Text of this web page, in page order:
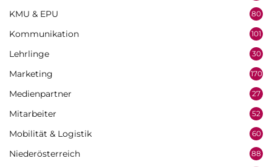
KMU & EPU 80
Kommunikation 101
Lehrlinge 30
Marketing 170
Medienpartner 27
Mitarbeiter 52
Mobilität & Logistik 60
Niederösterreich 88